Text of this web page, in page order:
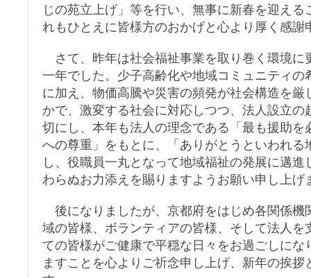
じの苑立上げ」等を行い、無事に新春を迎える
れもひとえに皆様方のおかげと心より厚く感謝
さて、昨年は社会福祉事業を取り巻く環境に
一年でした。少子高齢化や地域コミュニティの
に加え、物価高騰や災害の頻発が社会構造を厳
かで、激変する社会に対応しつつ、法人設立の
切にし、本年も法人の理念である「最も援助を
への尊重」をもとに、「ありがとうといわれる
し、役職員一丸となって地域福祉の発展に邁進
わらぬお力添えを賜りますようお願い申し上げ
後になりましたが、京都府をはじめ各関係機
域の皆様、ボランティアの皆様、そして法人を
ての皆様がご健康で平穏な日々をお過ごしにな
ますことを心よりご祈念申し上げ、新年の挨拶